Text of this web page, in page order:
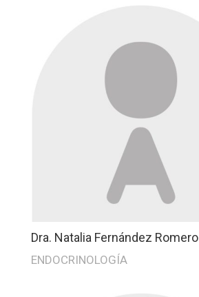
Dra. Natalia Fernández Romero
ENDOCRINOLOGÍA